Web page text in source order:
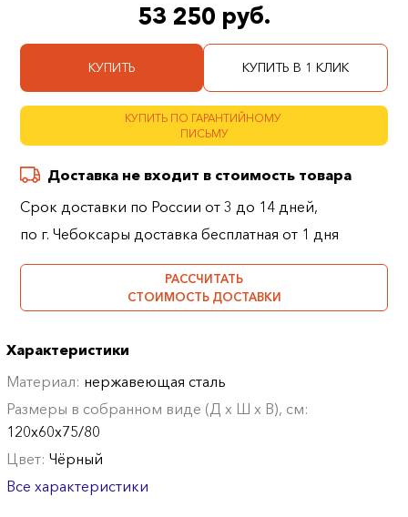
53 250 руб.
КУПИТЬ КУПИТЬ В 1 КЛИК
КУПИТЬ ПО ГАРАНТИЙНОМУ
ПИСЬМУ
Доставка не входит в стоимость товара
Срок доставки по России от 3 до 14 дней,
по г. Чебоксары доставка бесплатная от 1 дня
РАССЧИТАТЬ
СТОИМОСТЬ ДОСТАВКИ
Характеристики
Материал: нержавеющая сталь
Размеры в собранном виде (Д х Ш х В), см:
120х60х75/80
Цвет:Чёрный
Все характеристики